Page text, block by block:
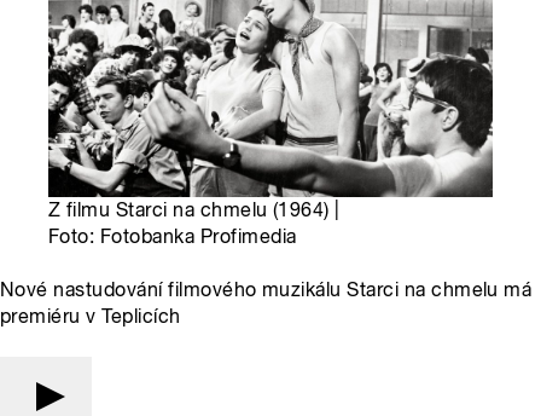
Z filmu Starci na chmelu (1964) |
Foto: Fotobanka Profimedia
Nové nastudování filmového muzikálu Starci na chmelu má
premiéru v Teplicích